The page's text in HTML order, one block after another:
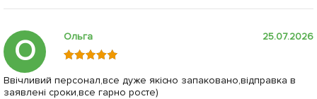
О Ольга 25.07.2026
Ввічливий персонал,все дуже якісно запаковано,відправка в
заявлені сроки,все гарно росте)